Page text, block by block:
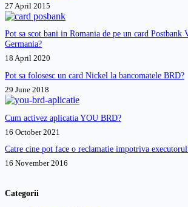
Ce
27 April 2015
Pot sa scot bani in Romania de pe un card Postbank
Germania?
18 April 2020
Pot sa folosesc un card Nickel la bancomatele BRD?
29 June 2018
Cum activez aplicatia YOU BRD?
16 October 2021
Catre cine pot face o reclamatie impotriva
16 November 2016
Categorii